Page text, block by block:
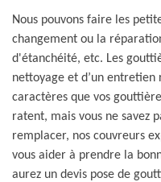
Nous pouvons faire les
changement ou la
d'étanchéité, etc. Les
nettoyage et d’un
caractères que vos
ratent, mais vous ne savez
remplacer, nos couvreurs
vous aider à prendre la
aurez un devis pose de